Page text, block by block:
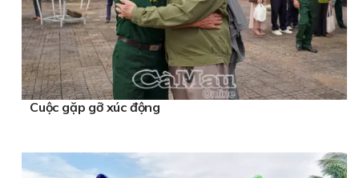
Cuộc gặp gỡ xúc động